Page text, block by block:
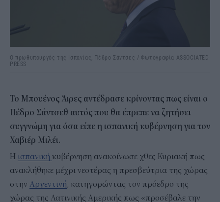
Ο πρωθυπουργός της Ισπανίας, Πέδρο Σάντσες / Φωτογραφία ASSOCIATED
PRESS
Το Μπουένος Άιρες αντέδρασε κρίνοντας πως είναι ο
Πέδρο Σάντσεθ αυτός που θα έπρεπε να ζητήσει
συγγνώμη για όσα είπε η ισπανική κυβέρνηση για τον
Χαβιέρ Μιλέι.
Η ισπανική κυβέρνηση ανακοίνωσε χθες Κυριακή πως
ανακλήθηκε μέχρι νεοτέρας η πρεσβεύτρια της χώρας
στην Αργεντινή, κατηγορώντας τον πρόεδρο της
χώρας της Λατινικής Αμερικής πως «προσέβαλε την